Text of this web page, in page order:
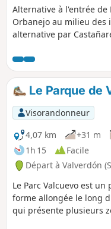
Alternative à l'entrée
Orbanejo au milieu des
alternative par
Rio Arlanzon. Des
suivre sans difficulté
Le Parque de
Visorandonneur
4,07 km
+31 m
1h 15
Facile
Départ à Valverdón
Le Parc Valcuevo est
forme allongée le long
qui présente plusieurs